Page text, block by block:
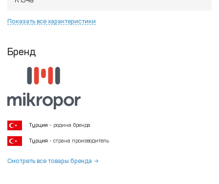
Показать все характеристики
Бренд
Турция - родина бренда
Турция - страна производитель
Смотреть все товары бренда